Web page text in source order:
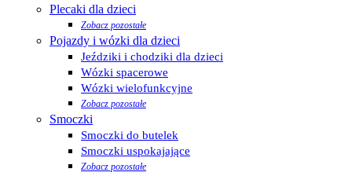
Plecaki dla dzieci
Zobacz pozostałe
Pojazdy i wózki dla dzieci
Jeździki i chodziki dla dzieci
Wózki spacerowe
Wózki wielofunkcyjne
Zobacz pozostałe
Smoczki
Smoczki do butelek
Smoczki uspokajające
Zobacz pozostałe